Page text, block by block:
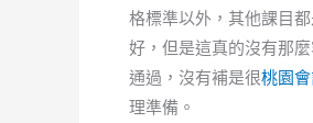
格標準以外，其他課目
好，但是這真的沒有那
通過，沒有補是很桃園
理準備。